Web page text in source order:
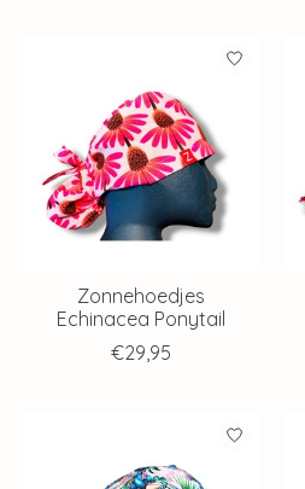
Zonnehoedjes
Echinacea Ponytail
€29,95